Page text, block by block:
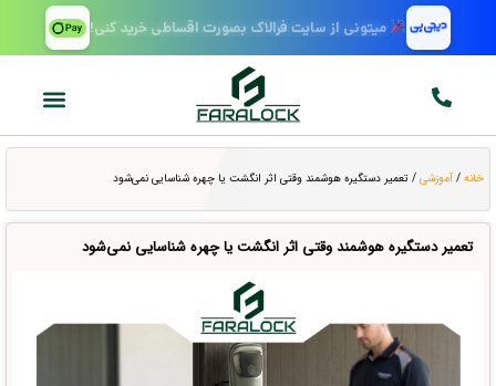
میتونی از سایت فرالاک بصورت اقساطی خرید کنی!
خانه / آموزشی / تعمیر دستگیره هوشمند وقتی اثر انگشت یا چهره شناسایی نمی‌شود
تعمیر دستگیره هوشمند وقتی اثر انگشت یا چهره شناسایی نمی‌شود